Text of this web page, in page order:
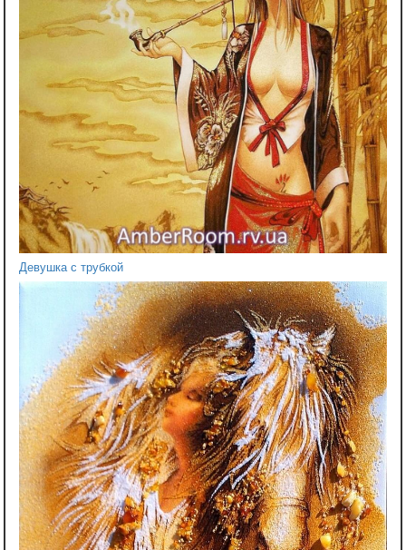
Девушка с трубкой